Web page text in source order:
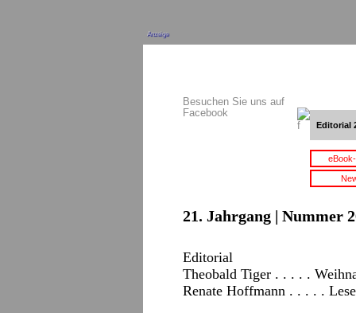
Anzeige
Besuchen Sie uns auf
Facebook
Editorial
21. Jahrgang | Nummer
Editorial
Theobald Tiger . . . . .
Renate Hoffmann . . . . .